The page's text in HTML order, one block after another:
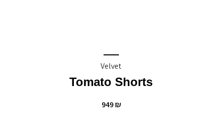
Velvet
Tomato Shorts
949₪